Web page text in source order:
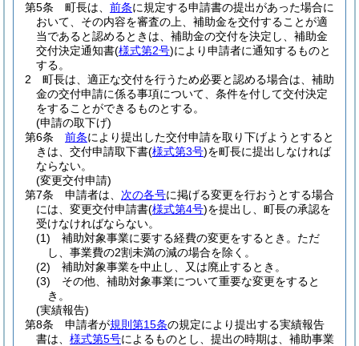
第5条
町長は、 前条に規定する申請書の提出があった場合に
おいて、その内容を審査の上、補助金を交付することが適
当であると認めるときは、補助金の交付を決定し、補助金
交付決定通知書(様式第2号)により申請者に通知するものと
する。
2
町長は、適正な交付を行うため必要と認める場合は、補助
金の交付申請に係る事項について、条件を付して交付決定
をすることができるものとする。
(申請の取下げ)
第6条
前条により提出した交付申請を取り下げようとすると
きは、交付申請取下書(様式第3号)を町長に提出しなければ
ならない。
(変更交付申請)
第7条
申請者は、 次の各号に掲げる変更を行おうとする場合
には、変更交付申請書(様式第4号)を提出し、町長の承認を
受けなければならない。
(1)
補助対象事業に要する経費の変更をするとき。 ただ
し、事業費の2割未満の減の場合を除く。
(2)
補助対象事業を中止し、又は廃止するとき。
(3)
その他、補助対象事業について重要な変更をすると
き。
(実績報告)
第8条
申請者が規則第15条の規定により提出する実績報告
書は、 様式第5号によるものとし、提出の時期は、補助事業